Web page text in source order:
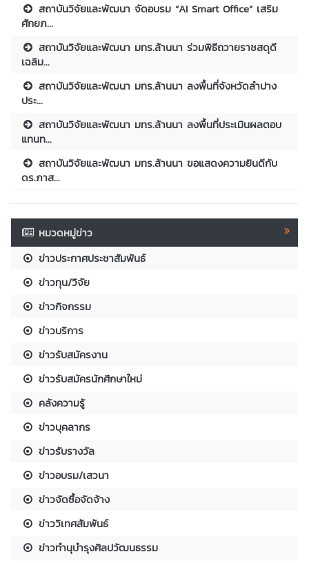
สถาบันวิจัยและพัฒนา จัดอบรม “AI Smart Office” เสริม
ศักยภ...
สถาบันวิจัยและพัฒนา มทร.ล้านนา ร่วมพิธีถวายราชสดุดี
เฉลิม...
สถาบันวิจัยและพัฒนา มทร.ล้านนา ลงพื้นที่จังหวัดลำปาง
ประ...
สถาบันวิจัยและพัฒนา มทร.ล้านนา ลงพื้นที่ประเมินผลตอบ
แทนท...
สถาบันวิจัยและพัฒนา มทร.ล้านนา ขอแสดงความยินดีกับ
ดร.ภาส...
หมวดหมู่ข่าว
ข่าวประกาศประชาสัมพันธ์
ข่าวทุน/วิจัย
ข่าวกิจกรรม
ข่าวบริการ
ข่าวรับสมัครงาน
ข่าวรับสมัครนักศึกษาใหม่
คลังความรู้
ข่าวบุคลากร
ข่าวรับรางวัล
ข่าวอบรม/เสวนา
ข่าวจัดซื้อจัดจ้าง
ข่าววิเทศสัมพันธ์
ข่าวทำนุบำรุงศิลปวัฒนธรรม